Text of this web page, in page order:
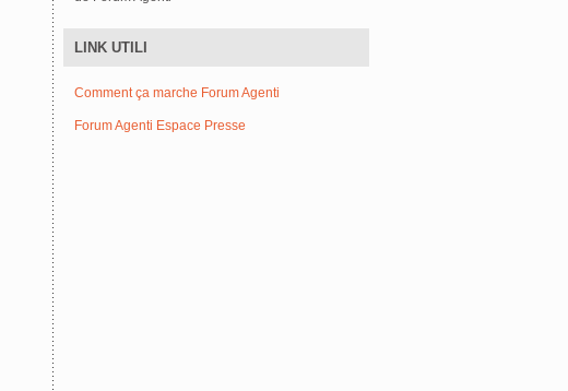
LINK UTILI
Comment ça marche Forum Agenti
Forum Agenti Espace Presse